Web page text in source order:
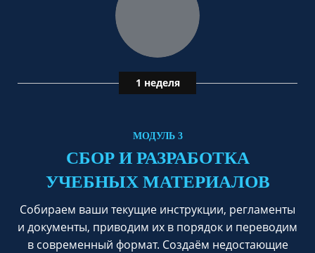
1 неделя
МОДУЛЬ 3
СБОР И РАЗРАБОТКА
УЧЕБНЫХ МАТЕРИАЛОВ
Собираем ваши текущие инструкции, регламенты
и документы, приводим их в порядок и переводим
в современный формат. Создаём недостающие